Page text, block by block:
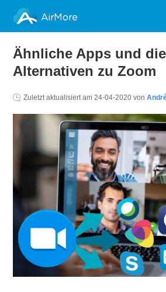
AirMore
Ähnliche Apps und
Alternativen zu Zoom
Zuletzt aktualisiert am24-04-2020 von